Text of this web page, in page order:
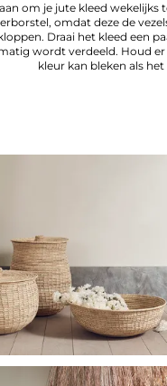
om je jute kleed wekelijks
omdat deze de
Draai het kleed een
wordt verdeeld. Houd
kleur kan bleken als